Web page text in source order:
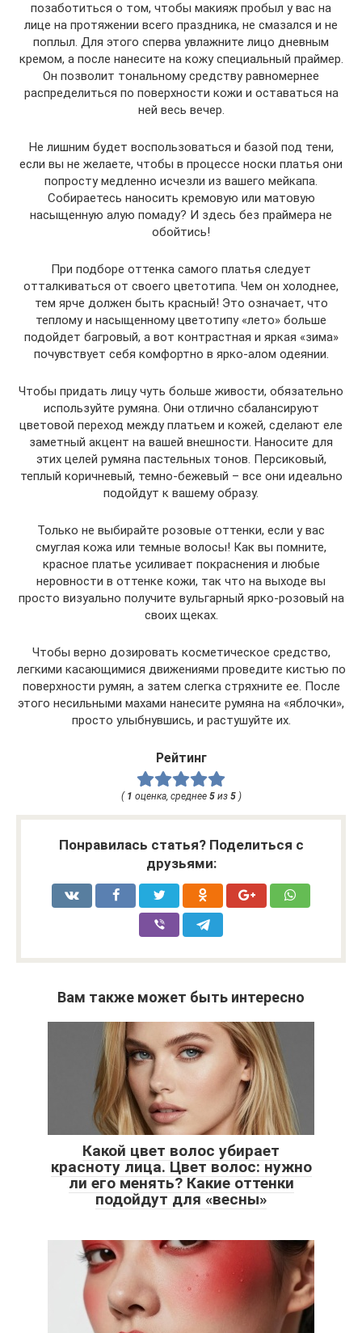
позаботиться о том, чтобы макияж пробыл у вас на
лице на протяжении всего праздника, не смазался и не
поплыл. Для этого сперва увлажните лицо дневным
кремом, а после нанесите на кожу специальный праймер.
Он позволит тональному средству равномернее
распределиться по поверхности кожи и оставаться на
ней весь вечер.
Не лишним будет воспользоваться и базой под тени,
если вы не желаете, чтобы в процессе носки платья они
попросту медленно исчезли из вашего мейкапа.
Собираетесь наносить кремовую или матовую
насыщенную алую помаду? И здесь без праймера не
обойтись!
При подборе оттенка самого платья следует
отталкиваться от своего цветотипа. Чем он холоднее,
тем ярче должен быть красный! Это означает, что
теплому и насыщенному цветотипу «лето» больше
подойдет багровый, а вот контрастная и яркая «зима»
почувствует себя комфортно в ярко-алом одеянии.
Чтобы придать лицу чуть больше живости, обязательно
используйте румяна. Они отлично сбалансируют
цветовой переход между платьем и кожей, сделают еле
заметный акцент на вашей внешности. Наносите для
этих целей румяна пастельных тонов. Персиковый,
теплый коричневый, темно-бежевый – все они идеально
подойдут к вашему образу.
Только не выбирайте розовые оттенки, если у вас
смуглая кожа или темные волосы! Как вы помните,
красное платье усиливает покраснения и любые
неровности в оттенке кожи, так что на выходе вы
просто визуально получите вульгарный ярко-розовый на
своих щеках.
Чтобы верно дозировать косметическое средство,
легкими касающимися движениями проведите кистью по
поверхности румян, а затем слегка стряхните ее. После
этого несильными махами нанесите румяна на «яблочки»,
просто улыбнувшись, и растушуйте их.
Рейтинг
( 1 оценка, среднее 5из 5)
Понравилась статья? Поделиться с
друзьями:
Вам также может быть интересно
Какой цвет волос убирает
красноту лица. Цвет волос: нужно
ли его менять? Какие оттенки
подойдут для «весны»